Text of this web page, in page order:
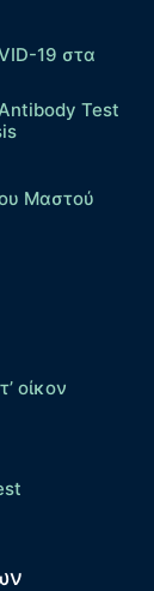
19 στα
Test
Μαστού
οίκον